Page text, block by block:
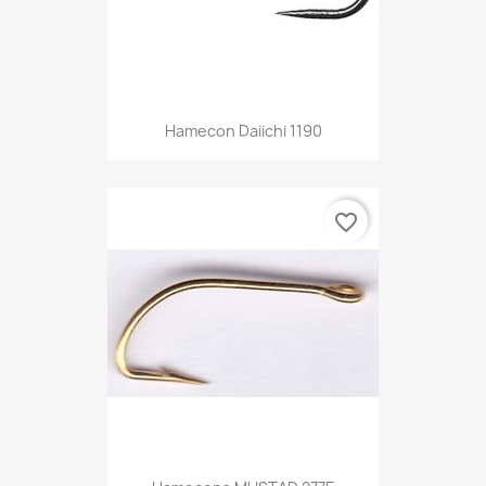
Hamecon Daiichi 1190
favorite_border